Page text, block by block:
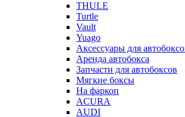
THULE
Turtle
Vault
Yuago
Аксессуары для
Аренда автобокса
Запчасти для автобоксов
Мягкие боксы
На фаркоп
ACURA
AUDI